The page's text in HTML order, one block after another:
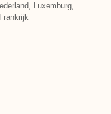
Luxemburg,